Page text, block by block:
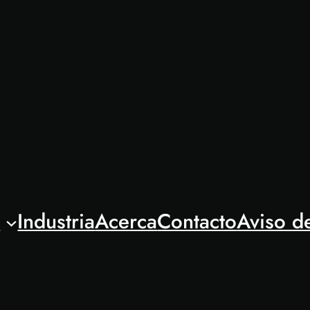
IndustriaAcercaContactoAviso